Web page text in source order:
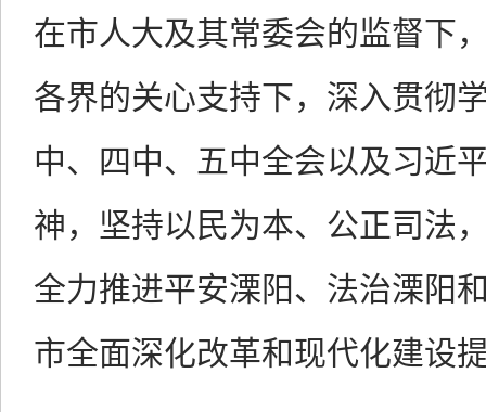
在市人大及其常委会的监督下
各界的关心支持下，深入贯彻
中、四中、五中全会以及习近
神，坚持以民为本、公正司法
全力推进平安溧阳、法治溧阳
市全面深化改革和现代化建设